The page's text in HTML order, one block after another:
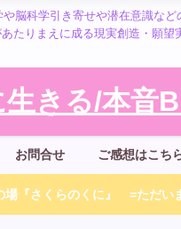
脳科学引き寄せや潜在意識な
たりまえに成る現実創造・願
きる/本音
お問合せ ご感想はこち
場『さくらのくに』 =ただ